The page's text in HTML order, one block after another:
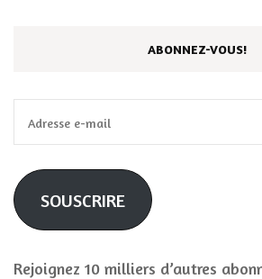
ABONNEZ-VOUS!
e-
mail
SOUSCRIRE
Rejoignez 10 milliers d’autres